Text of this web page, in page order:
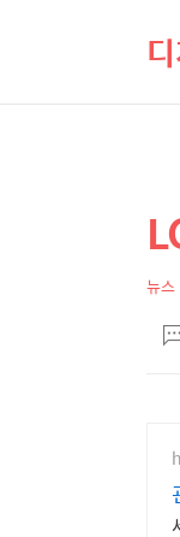
상
세
컨
텐
본
문
제
뉴스
문댓
글